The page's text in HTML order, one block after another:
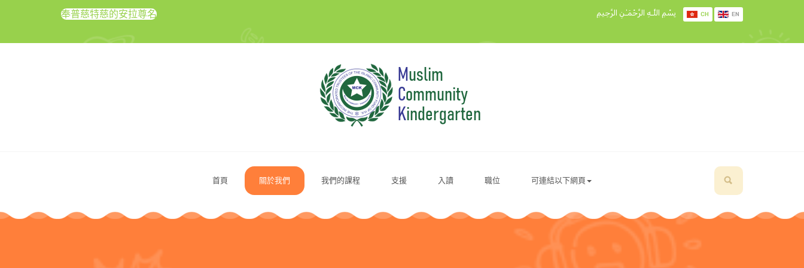
奉普慈特慈的安拉尊名 بِسْمِ اللَّـهِ الرَّحْمَـٰنِ الرَّحِيمِ CH EN
首頁 關於我們 我們的課程 支援 入讀 職位 可連結以下網頁